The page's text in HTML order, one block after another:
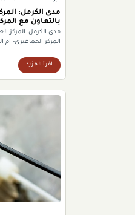
مدى الكرمل:
بالتعاون مع
مدى الكرمل: المركز
المركز الجماهيري- ام
اقرأ المزيد